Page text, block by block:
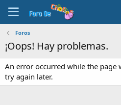
Foros
¡Oops! Hay problemas.
An error occurred while the page
try again later.